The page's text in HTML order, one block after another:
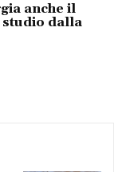
anche il
dalla